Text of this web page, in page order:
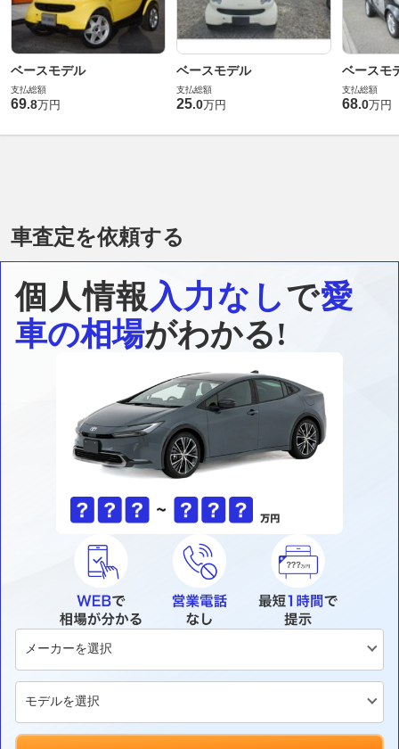
ベースモデル
支払総額
69.8万円
ベースモデル
支払総額
25.0万円
ベースモ
支払総額
68.0万円
車査定を依頼する
個人情報 入力なしで愛
車の相場がわかる!